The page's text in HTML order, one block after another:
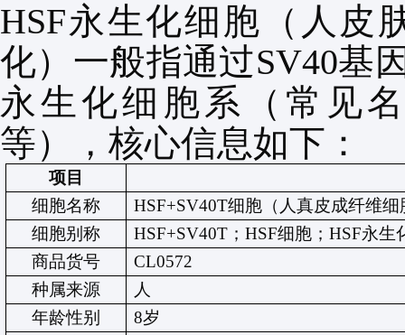
HSF永生化细胞 （ 人 皮
化）一般指通过SV40基
永生化细胞系（常见
等），核心信息如下：
项目
细胞名称
HSF+SV40T细胞（人真皮成纤维细
细胞别称
HSF+SV40T ；HSF细胞；HSF永生
商品货号
CL0572
种属来源
人
年龄性别
8岁